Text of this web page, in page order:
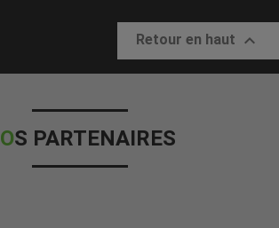
OS PARTENAIRES
Retour en haut 